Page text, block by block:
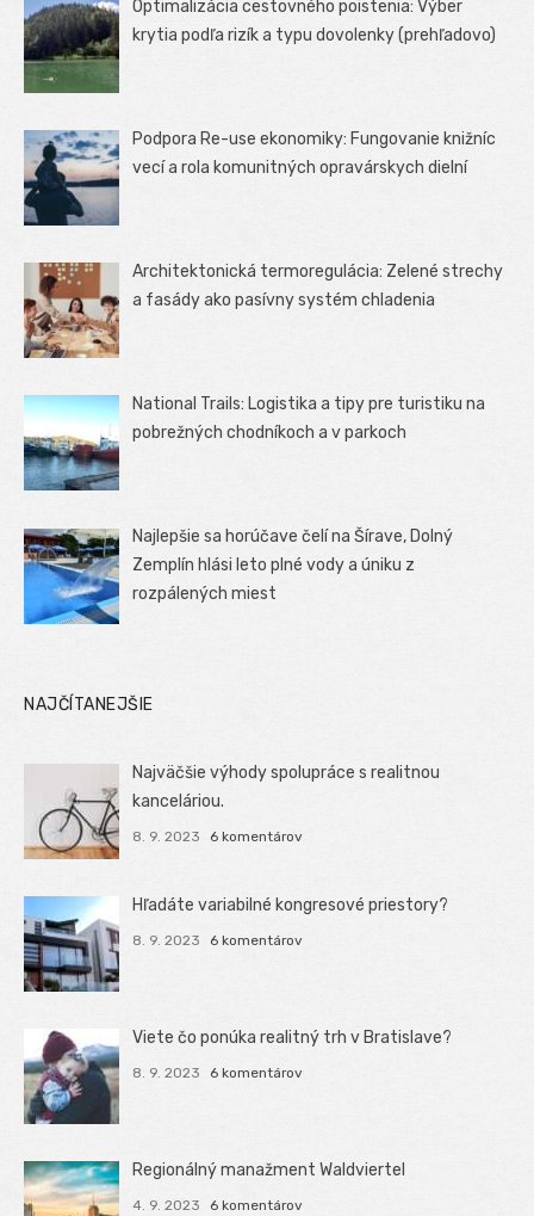
Optimalizácia cestovného poistenia: Výber
krytia podľa rizík a typu dovolenky (prehľadovo)
Podpora Re-use ekonomiky: Fungovanie knižníc
vecí a rola komunitných opravárskych dielní
Architektonická termoregulácia: Zelené strechy
a fasády ako pasívny systém chladenia
National Trails: Logistika a tipy pre turistiku na
pobrežných chodníkoch a v parkoch
Najlepšie sa horúčave čelí na Šírave, Dolný
Zemplín hlási leto plné vody a úniku z
rozpálených miest
NAJČÍTANEJŠIE
Najväčšie výhody spolupráce s realitnou
kanceláriou.
8. 9. 2023 6 komentárov
Hľadáte variabilné kongresové priestory?
8. 9. 2023 6 komentárov
Viete čo ponúka realitný trh v Bratislave?
8. 9. 2023 6 komentárov
Regionálný manažment Waldviertel
4. 9. 2023 6 komentárov